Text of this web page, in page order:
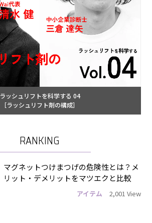
ラッシュリフトを科学する 04
［ラッシュリフト剤の構成］
RANKING
マグネットつけまつげの危険性とは？メ
リット・デメリットをマツエクと比較
アイテム 2,001 View